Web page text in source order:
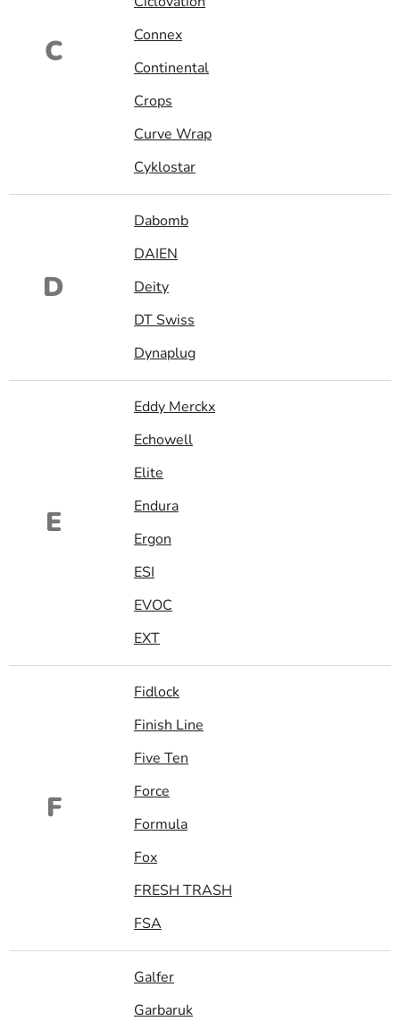
C
Connex
Continental
Crops
Curve Wrap
Cyklostar
D
Dabomb
DAIEN
Deity
DT Swiss
Dynaplug
E
Eddy Merckx
Echowell
Elite
Endura
Ergon
ESI
EVOC
EXT
F
Fidlock
Finish Line
Five Ten
Force
Formula
Fox
FRESH TRASH
FSA
Galfer
Garbaruk